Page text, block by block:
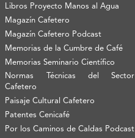
Libros Proyecto Manos al Agua
Magazín Cafetero
Magazín Cafetero Podcast
Memorias de la Cumbre de Café
Memorias Seminario Científico
Normas Técnicas del Sector
Cafetero
Paisaje Cultural Cafetero
Patentes Cenicafé
Por los Caminos de Caldas Podcast